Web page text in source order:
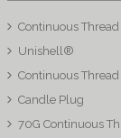
Continuous
Unishell®
Continuous
Candle Plug
70G Continuous